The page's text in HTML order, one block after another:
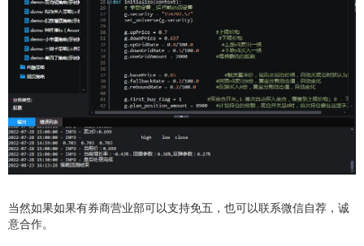
当然如果如果有券商营业部可以支持免五，也可以联系微信自荐，诚
意合作。